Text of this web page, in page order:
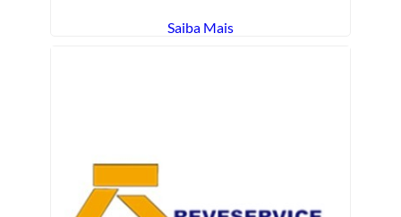
Saiba Mais